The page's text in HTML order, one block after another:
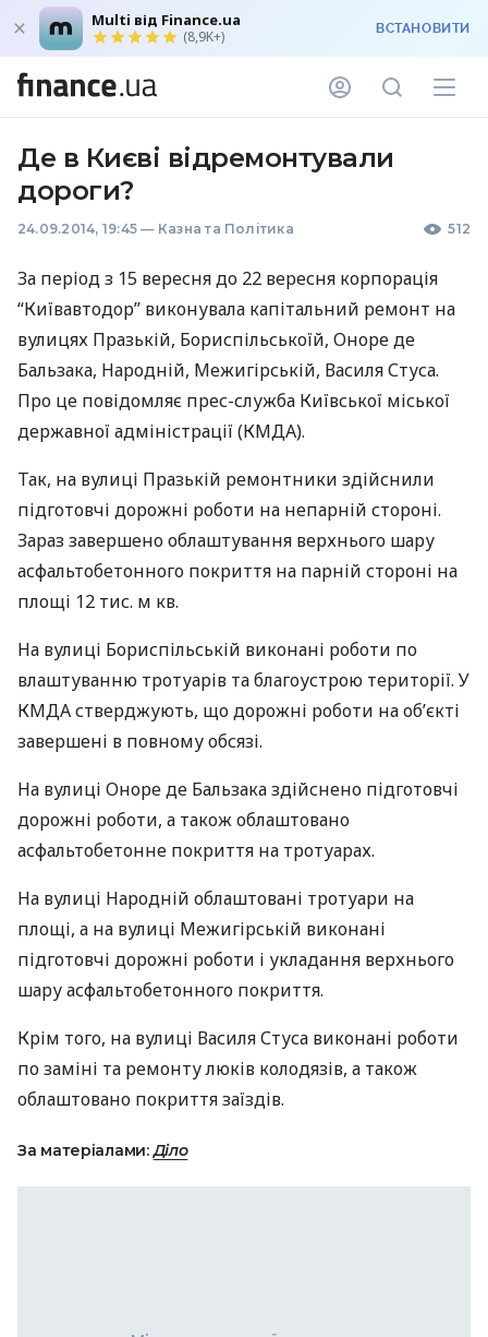
Multi від Finance.ua
(8,9K+) ВСТАНОВИТИ
Де в Києві відремонтували
дороги?
24.09.2014, 19:45 — Казна та Політика 512
За період з 15 вересня до 22 вересня корпорація
“Київавтодор” виконувала капітальний ремонт на
вулицях Празькій, Бориспільськоїй, Оноре де
Бальзака, Народній, Межигірській, Василя Стуса.
Про це повідомляє прес-служба Київської міської
державної адміністрації (КМДА).
Так, на вулиці Празькій ремонтники здійснили
підготовчі дорожні роботи на непарній стороні.
Зараз завершено облаштування верхнього шару
асфальтобетонного покриття на парній стороні на
площі 12 тис. м кв.
На вулиці Бориспільській виконані роботи по
влаштуванню тротуарів та благоустрою території. У
КМДАстверджують, що дорожні роботи на об’єкті
завершені в повному обсязі.
На вулиці Оноре де Бальзака здійснено підготовчі
дорожні роботи, а також облаштовано
асфальтобетонне покриття на тротуарах.
На вулиці Народній облаштовані тротуари на
площі, а на вулиці Межигірській виконані
підготовчі дорожні роботи і укладання верхнього
шару асфальтобетонного покриття.
Крім того, на вулиці Василя Стуса виконані роботи
по заміні та ремонту люків колодязів, а також
облаштовано покриття заїздів.
За матеріалами:Діло